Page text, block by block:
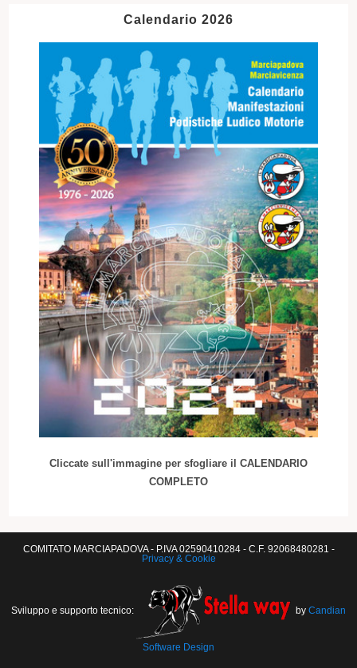
Calendario 2026
Cliccate sull'immagine per sfogliare il CALENDARIO
COMPLETO
COMITATO MARCIAPADOVA - P.IVA 02590410284 - C.F. 92068480281 -
Privacy & Cookie
Sviluppo e supporto tecnico: by Candian
Software Design